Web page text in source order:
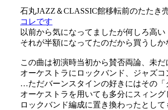
石丸JAZZ＆CLASSIC館移転前のたたき
コレです
以前から気になってましたが何しろ高
それが半額になってたのだから買うしか
この曲は初演時当初から賛否両論、未
オーケストラにロックバンド、ジャズ
…ただバーンスタインの好きにはその「
オーケストラを用いても多分にスィン
ロックバンド編成に置き換わったとし